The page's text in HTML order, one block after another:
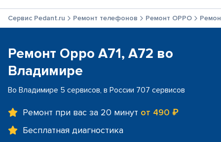
Сервис Pedant.ru Ремонт телефонов Ремонт OPPO
Ремонт Oppo A71, A72 во
Владимире
Во Владимире 5 сервисов, в России 707 сервисов
Ремонт при вас за 20 минут от 490 ₽
Бесплатная диагностика